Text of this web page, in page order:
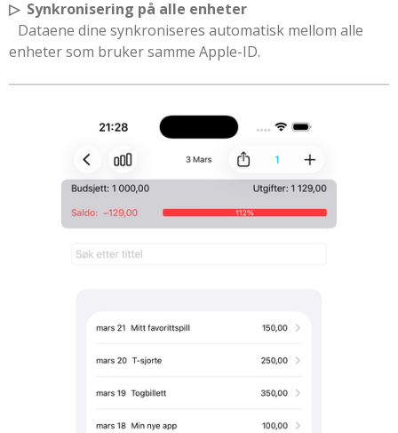
▷ Synkronisering på alle enheter
Dataene dine synkroniseres automatisk mellom alle
enheter som bruker samme Apple-ID.